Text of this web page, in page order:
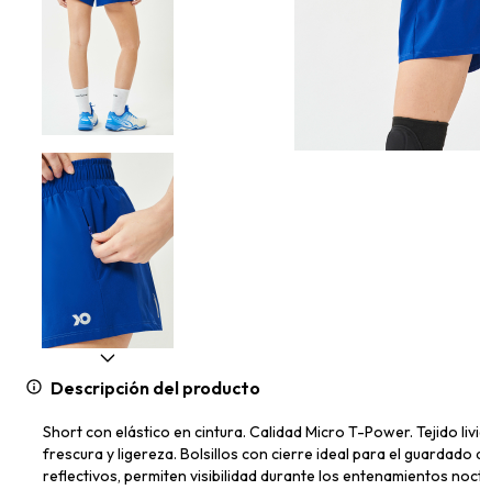
Descripción del producto
Short con elástico en cintura. Calidad Micro T-Power. Tejido
frescura y ligereza. Bolsillos con cierre ideal para el guardado
reflectivos, permiten visibilidad durante los entenamientos